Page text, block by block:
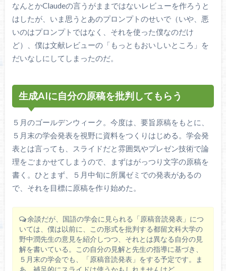
なんとかClaudeの言うがままではないレビューを作ろうと
はしたが、いま思うとあのプロンプトのせいで（いや、悪
いのはプロンプトではなく、それを使った僕なのだけ
ど）、僕は文献レビューの「もっともおいしいところ」を
だいなしにしてしまったのだ。
生成AIに自分の原稿を批判してもらう
５月のゴールデンウィーク。今度は、要旨原稿をもとに、
５月末の学会発表を視野に資料をつくりはじめる。学会発
表とは言っても、スライドだと雰囲気やプレゼン技術で論
理をごまかせてしまうので、まずはがっつり文字の原稿を
書く。ひとまず、５月中旬に所属ゼミでの発表があるの
で、それを目標に原稿を作り始めた。
余談だが、国語の学会に見られる「原稿音読発表」につ
いては、僕は以前に、この形式を批判する都留文科大学の
野中潤先生の意見を紹介しつつ、それとは異なる自分の見
解を書いている。この自分の見解と先生の指導に基づき、
５月末の学会でも、「原稿音読発表」をする予定です。ま